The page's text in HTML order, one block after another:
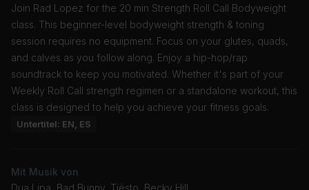
Join Rad Lopez for the 20 min Strength Roll Call Bodyweight
class. This beginner-level bodyweight strength & toning
session requires no equipment. Focus on your glutes, quads,
and calves as you follow along. Enjoy a hip-hop/rap
soundtrack to keep you motivated. Whether it's part of your
Weekly Roll Call strength regimen or a standalone workout, this
class is designed to help you achieve your fitness goals.
Untertitel: EN, ES
Mit Musik von
Dua Lipa, Bad Bunny, Tiësto, Becky Hill